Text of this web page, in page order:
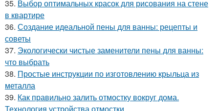
35. Выбор оптимальных красок для рисования на стене
в квартире
36. Создание идеальной пены для ванны: рецепты и
советы
37. Экологически чистые заменители пены для ванны:
что выбрать
38. Простые инструкции по изготовлению крыльца из
металла
39. Как правильно залить отмостку вокруг дома.